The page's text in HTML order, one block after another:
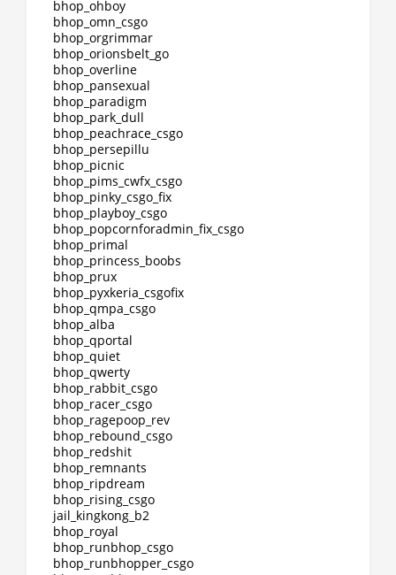
bhop_ohboy
bhop_omn_csgo
bhop_orgrimmar
bhop_orionsbelt_go
bhop_overline
bhop_pansexual
bhop_paradigm
bhop_park_dull
bhop_peachrace_csgo
bhop_persepillu
bhop_picnic
bhop_pims_cwfx_csgo
bhop_pinky_csgo_fix
bhop_playboy_csgo
bhop_popcornforadmin_fix_csgo
bhop_primal
bhop_princess_boobs
bhop_prux
bhop_pyxkeria_csgofix
bhop_qmpa_csgo
bhop_alba
bhop_qportal
bhop_quiet
bhop_qwerty
bhop_rabbit_csgo
bhop_racer_csgo
bhop_ragepoop_rev
bhop_rebound_csgo
bhop_redshit
bhop_remnants
bhop_ripdream
bhop_rising_csgo
jail_kingkong_b2
bhop_royal
bhop_runbhop_csgo
bhop_runbhopper_csgo